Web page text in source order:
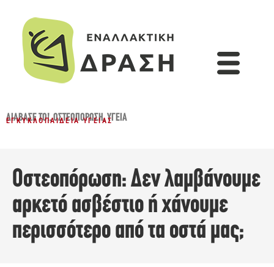
ΔΙΆΒΑΣΈ ΤΟ!,ΟΣΤΕΟΠΌΡΩΣΗ,ΥΓΕΊΑ
ΕΓΚΥΚΛΟΠΑΊΔΕΙΑ ΥΓΕΊΑΣ
Οστεοπόρωση: Δεν λαμβάνουμε
αρκετό ασβέστιο ή χάνουμε
περισσότερο από τα οστά μας;